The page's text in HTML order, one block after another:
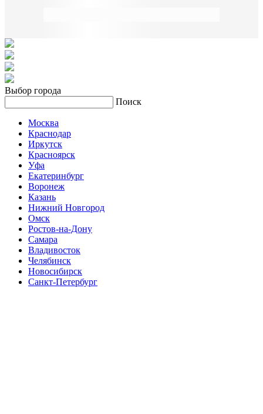
Выбор города
Поиск
Москва
Краснодар
Иркутск
Красноярск
Уфа
Екатеринбург
Воронеж
Казань
Нижний Новгород
Омск
Ростов-на-Дону
Самара
Владивосток
Челябинск
Новосибирск
Санкт-Петербург